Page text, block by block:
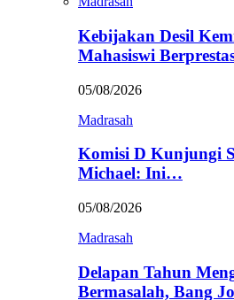
Kebijakan Desil
Mahasiswi
05/08/2026
Madrasah
Komisi D Kunjungi
Michael: Ini…
05/08/2026
Madrasah
Delapan Tahun
Bermasalah, Bang